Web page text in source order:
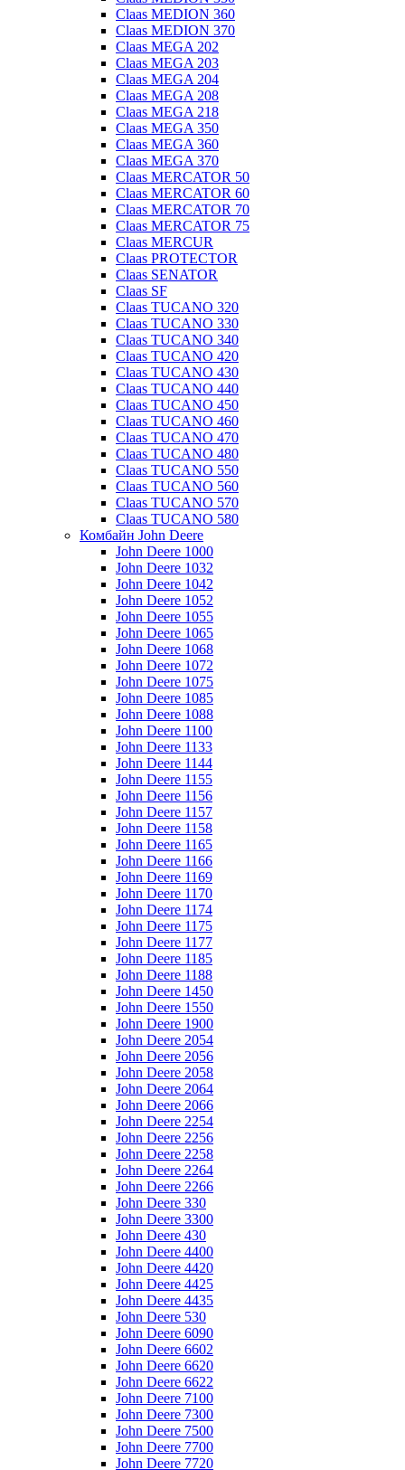
Claas MEDION 360
Claas MEDION 370
Claas MEGA 202
Claas MEGA 203
Claas MEGA 204
Claas MEGA 208
Claas MEGA 218
Claas MEGA 350
Claas MEGA 360
Claas MEGA 370
Claas MERCATOR 50
Claas MERCATOR 60
Claas MERCATOR 70
Claas MERCATOR 75
Claas MERCUR
Claas PROTECTOR
Claas SENATOR
Claas SF
Claas TUCANO 320
Claas TUCANO 330
Claas TUCANO 340
Claas TUCANO 420
Claas TUCANO 430
Claas TUCANO 440
Claas TUCANO 450
Claas TUCANO 460
Claas TUCANO 470
Claas TUCANO 480
Claas TUCANO 550
Claas TUCANO 560
Claas TUCANO 570
Claas TUCANO 580
Комбайн John Deere
John Deere 1000
John Deere 1032
John Deere 1042
John Deere 1052
John Deere 1055
John Deere 1065
John Deere 1068
John Deere 1072
John Deere 1075
John Deere 1085
John Deere 1088
John Deere 1100
John Deere 1133
John Deere 1144
John Deere 1155
John Deere 1156
John Deere 1157
John Deere 1158
John Deere 1165
John Deere 1166
John Deere 1169
John Deere 1170
John Deere 1174
John Deere 1175
John Deere 1177
John Deere 1185
John Deere 1188
John Deere 1450
John Deere 1550
John Deere 1900
John Deere 2054
John Deere 2056
John Deere 2058
John Deere 2064
John Deere 2066
John Deere 2254
John Deere 2256
John Deere 2258
John Deere 2264
John Deere 2266
John Deere 330
John Deere 3300
John Deere 430
John Deere 4400
John Deere 4420
John Deere 4425
John Deere 4435
John Deere 530
John Deere 6090
John Deere 6602
John Deere 6620
John Deere 6622
John Deere 7100
John Deere 7300
John Deere 7500
John Deere 7700
John Deere 7720